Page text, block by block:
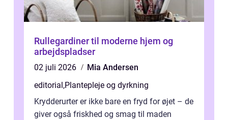
Rullegardiner til moderne hjem og
arbejdspladser
02 juli 2026
Mia Andersen
editorial,Plantepleje og dyrkning
Krydderurter er ikke bare en fryd for øjet – de
giver også friskhed og smag til maden